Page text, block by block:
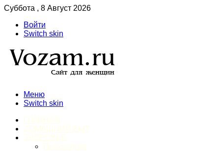
Суббота , 8 Август 2026
Войти
Switch skin
Меню
Switch skin